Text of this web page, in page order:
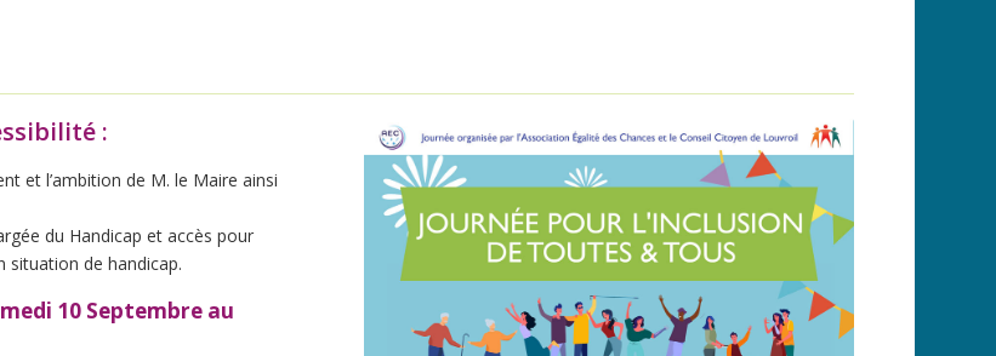
:
et l’ambition de M. le Maire ainsi
du Handicap et accès pour
situation de handicap.
10 Septembre au